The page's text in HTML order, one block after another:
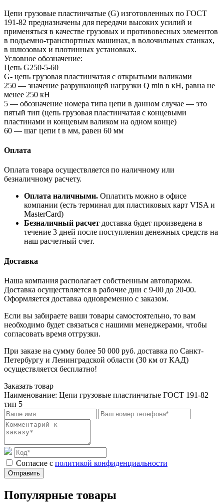
Цепи грузовые пластинчатые (G) изготовленных по ГОСТ
191-82 предназначены для передачи высоких усилий и
применяться в качестве грузовых и противовесных элементов
в подъемно-транспортных машинах, в волочильных станках,
в шлюзовых и плотинных установках.
Условное обозначение:
Цепь G250-5-60
G- цепь грузовая пластинчатая с открытыми валиками
250 — значение разрушающей нагрузки Q min в кН, равна не
менее 250 кН
5 — обозначение номера типа цепи в данном случае — это
пятый тип (цепь грузовая пластинчатая с концевыми
пластинами и концевым валиком на одном конце)
60 — шаг цепи t в мм, равен 60 мм
Оплата
Оплата товара осуществляется по наличному или
безналичному расчету.
Оплата наличными. Оплатить можно в офисе
компании (есть терминал для пластиковых карт VISA и
MasterCard)
Безналичный расчет доставка будет произведена в
течение 3 дней после поступления денежных средств на
наш расчетный счет.
Доставка
Наша компания располагает собственным автопарком.
Доставка осуществляется в рабочие дни с 9-00 до 20-00.
Оформляется доставка одновременно с заказом.
Если вы забираете ваши товары самостоятельно, то вам
необходимо будет связаться с нашими менеджерами, чтобы
согласовать время отгрузки.
При заказе на сумму более 50 000 руб. доставка по Санкт-
Петербургу и Ленинградской области (30 км от КАД)
осуществляется бесплатно!
Заказать товар
Наименование: Цепи грузовые пластинчатые ГОСТ 191-82
тип 5
Cогласие с политикой конфиденциальности
Отправить
Популярные товары